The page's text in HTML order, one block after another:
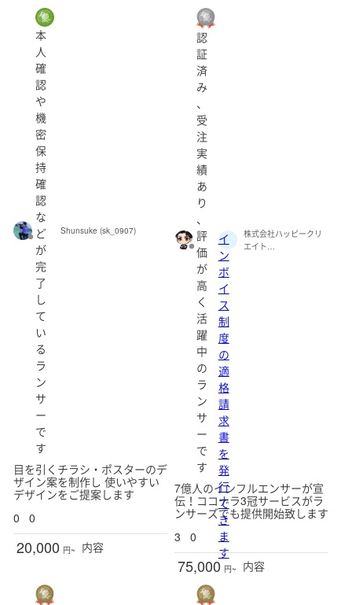
本
人
確
認
や
機
密
保
持
確
認
な
ど
が
完
了
し
て
い
る
ラ
ン
サ
ー
で
す
Shunsuke (sk_0907)
目を引くチラシ・ポスターのデ
ザイン案を制作し 使いやすい
デザインをご提案します
0
0
20,000 円~ 内容
認
証
済
み
、
受
注
実
績
あ
り
、
評
価
が
高
く
活
躍
中
の
ラ
ン
サ
ー
で
す
イ
ン
ボ
イ
ス
制
度
の
適
格
請
求
書
を
発
行
で
き
ま
す
株式会社ハッピークリ
エイト
7億人のインフルエンサーが宣
伝！ココナラ3冠サービスがラ
ンサーズでも提供開始致します
3
0
75,000 円~ 内容